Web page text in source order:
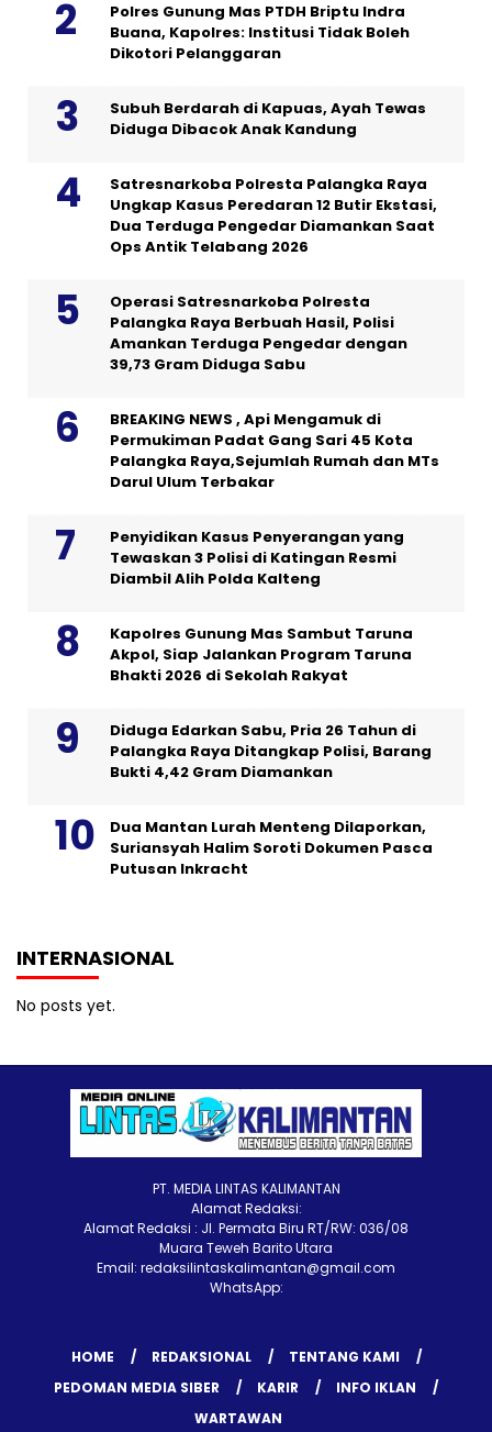
Polres Gunung Mas PTDH Briptu Indra
Buana, Kapolres: Institusi Tidak Boleh
Dikotori Pelanggaran
Subuh Berdarah di Kapuas, Ayah Tewas
Diduga Dibacok Anak Kandung
Satresnarkoba Polresta Palangka Raya
Ungkap Kasus Peredaran 12 Butir Ekstasi,
Dua Terduga Pengedar Diamankan Saat
Ops Antik Telabang 2026
Operasi Satresnarkoba Polresta
Palangka Raya Berbuah Hasil, Polisi
Amankan Terduga Pengedar dengan
39,73 Gram Diduga Sabu
BREAKING NEWS , Api Mengamuk di
Permukiman Padat Gang Sari 45 Kota
Palangka Raya,Sejumlah Rumah dan MTs
Darul Ulum Terbakar
Penyidikan Kasus Penyerangan yang
Tewaskan 3 Polisi di Katingan Resmi
Diambil Alih Polda Kalteng
Kapolres Gunung Mas Sambut Taruna
Akpol, Siap Jalankan Program Taruna
Bhakti 2026 di Sekolah Rakyat
Diduga Edarkan Sabu, Pria 26 Tahun di
Palangka Raya Ditangkap Polisi, Barang
Bukti 4,42 Gram Diamankan
Dua Mantan Lurah Menteng Dilaporkan,
Suriansyah Halim Soroti Dokumen Pasca
Putusan Inkracht
INTERNASIONAL
No posts yet.
PT. MEDIA LINTAS KALIMANTAN
Alamat Redaksi:
Alamat Redaksi : Jl. Permata Biru RT/RW: 036/08
Muara Teweh Barito Utara
Email: redaksilintaskalimantan@gmail.com
WhatsApp:
HOME REDAKSIONAL
TENTANG KAMI
PEDOMAN MEDIA SIBER
KARIR
INFO IKLAN
WARTAWAN